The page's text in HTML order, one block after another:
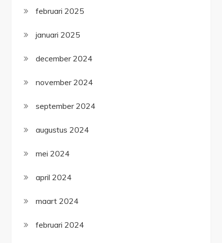
februari 2025
januari 2025
december 2024
november 2024
september 2024
augustus 2024
mei 2024
april 2024
maart 2024
februari 2024